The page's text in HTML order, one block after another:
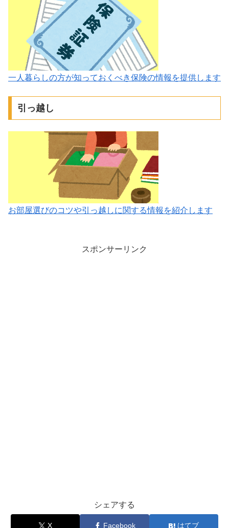
一人暮らしの方が知っておくべき保険の情報を提供します
引っ越し
お部屋選びのコツや引っ越しに関する情報を紹介します
スポンサーリンク
シェアする
X Facebook はてブ